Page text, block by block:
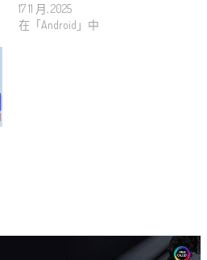
17 11 月, 2025
在「Android」中